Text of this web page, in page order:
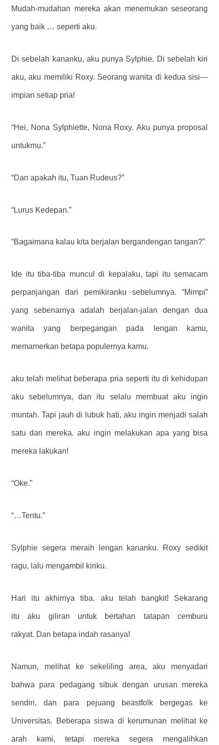
Mudah-mudahan mereka akan menemukan seseorang
yang baik … seperti aku.
Di sebelah kananku, aku punya Sylphie. Di sebelah kiri
aku, aku memiliki Roxy. Seorang wanita di kedua sisi—
impian setiap pria!
“Hei, Nona Sylphiette, Nona Roxy. Aku punya proposal
untukmu.”
“Dan apakah itu, Tuan Rudeus?”
“Lurus Kedepan.”
“Bagaimana kalau kita berjalan bergandengan tangan?”
Ide itu tiba-tiba muncul di kepalaku, tapi itu semacam
perpanjangan dari pemikiranku sebelumnya. “Mimpi”
yang sebenarnya adalah berjalan-jalan dengan dua
wanita yang berpegangan pada lengan kamu,
memamerkan betapa populernya kamu.
aku telah melihat beberapa pria seperti itu di kehidupan
aku sebelumnya, dan itu selalu membuat aku ingin
muntah. Tapi jauh di lubuk hati, aku ingin menjadi salah
satu dari mereka. aku ingin melakukan apa yang bisa
mereka lakukan!
“Oke.”
“…Tentu.”
Sylphie segera meraih lengan kananku. Roxy sedikit
ragu, lalu mengambil kiriku.
Hari itu akhirnya tiba. aku telah bangkit! Sekarang
itu aku giliran untuk bertahan tatapan cemburu
rakyat. Dan betapa indah rasanya!
Namun, melihat ke sekeliling area, aku menyadari
bahwa para pedagang sibuk dengan urusan mereka
sendiri, dan para pejuang beastfolk bergegas ke
Universitas. Beberapa siswa di kerumunan melihat ke
arah kami, tetapi mereka segera mengalihkan